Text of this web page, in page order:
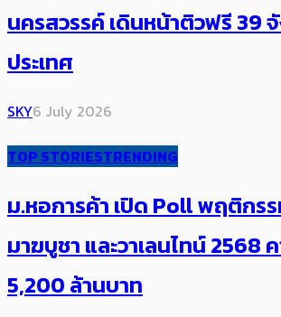
นครสวรรค์ เดินหน้าติวฟรี 39
ประเทศ
SKY6 July 2026
TOP STORIESTRENDING
ม.หอการค้า เปิด Poll พฤติกร
มาฆบูชา และวาเลนไทน์​ 2568
5,200 ล้านบาท